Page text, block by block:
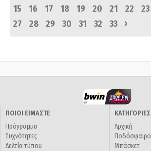
15
16 17 18 19 20 21 22 23
27
28 29 30 31 32 33 ›
ΠΟΙΟΙ ΕΙΜΑΣΤΕ
Πρόγραμμα
Συχνότητες
Δελτία τύπου
ΚΑΤΗΓΟΡΙΕΣ
Αρχική
Ποδόσφαιρο
Μπάσκετ